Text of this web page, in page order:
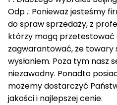
Odp .: Ponieważ jesteśmy
do spraw sprzedaży, z
którzy mogą przetestować
zagwarantować, że towary
wysłaniem. Poza tym nasz
niezawodny. Ponadto
możemy dostarczyć
jakości i najlepszej cenie.